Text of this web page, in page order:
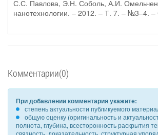
С.С. Павлова, Э.Н. Соболь, А.И.
нанотехнологии. – 2012. – Т. 7. – №3–4.
Комментарии(0)
При добавлении комментария укажите:
степень актуальности публикуемого
общую оценку (оригинальность и
полнота, глубина, всесторонность раскрытия
связность, доказательность, структурная